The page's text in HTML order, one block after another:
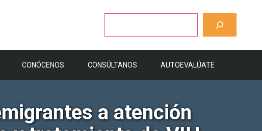
CONÓCENOS CONSÚLTANOS AUTOEVALÚATE
a atención